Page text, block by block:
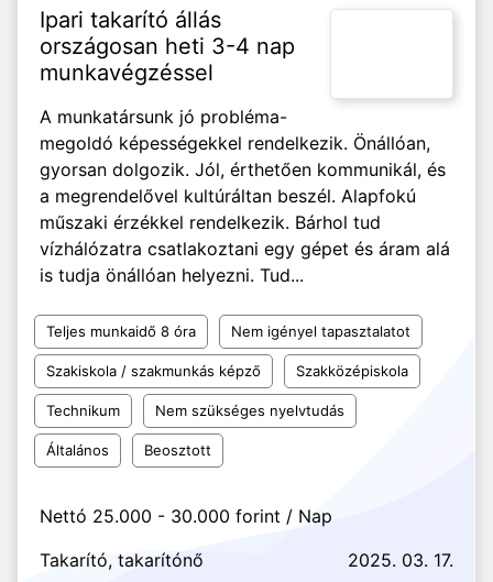
Ipari takarító állás
országosan heti 3-4 nap
munkavégzéssel
A munkatársunk jó probléma-
megoldó képességekkel rendelkezik. Önállóan,
gyorsan dolgozik. Jól, érthetően kommunikál, és
a megrendelővel kultúráltan beszél. Alapfokú
műszaki érzékkel rendelkezik. Bárhol tud
vízhálózatra csatlakoztani egy gépet és áram alá
is tudja önállóan helyezni. Tud...
Teljes munkaidő 8 óra Nem igényel tapasztalatot
Szakiskola / szakmunkás képző Szakközépiskola
Technikum Nem szükséges nyelvtudás
Általános Beosztott
Nettó 25.000 - 30.000 forint / Nap
Takarító, takarítónő
2025. 03. 17.